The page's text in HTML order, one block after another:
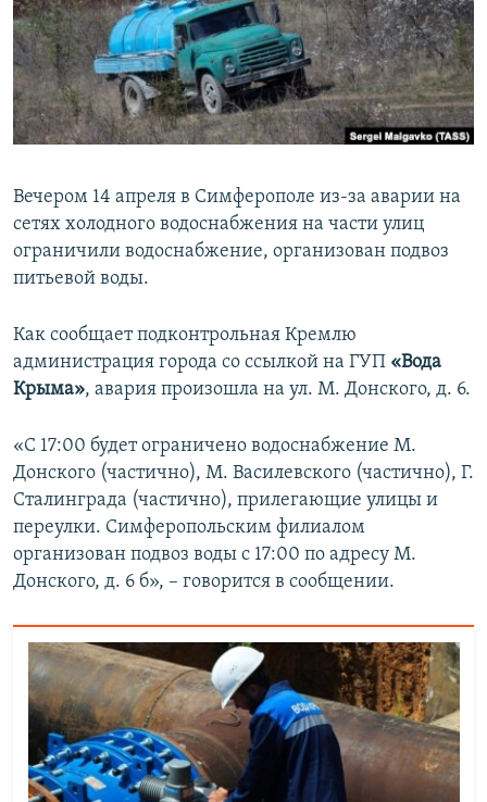
ПОБЕДИТЕЛЕЙ НЕ СУДЯТ?
КРЫМ.НЕПОКОРЕННЫЙ
ELIFBE
УКРАИНСКАЯ ПРОБЛЕМА КРЫМА
ПРИСОЕДИНЯЙТЕСЬ!
Вечером 14 апреля в Симферополе из-за аварии на
сетях холодного водоснабжения на части улиц
ограничили водоснабжение, организован подвоз
питьевой воды.
Как сообщает подконтрольная Кремлю
администрация города со ссылкой на ГУП «Вода
Крыма», авария произошла на ул. М. Донского, д. 6.
«С 17:00 будет ограничено водоснабжение М.
Донского (частично), М. Василевского (частично), Г.
Сталинграда (частично), прилегающие улицы и
переулки. Симферопольским филиалом
организован подвоз воды с 17:00 по адресу М.
Донского, д. 6 б», – говорится в сообщении.